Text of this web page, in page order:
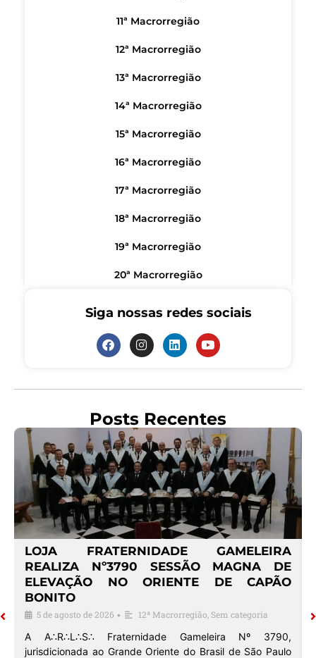
11ª Macrorregião
12ª Macrorregião
13ª Macrorregião
14ª Macrorregião
15ª Macrorregião
16ª Macrorregião
17ª Macrorregião
18ª Macrorregião
19ª Macrorregião
20ª Macrorregião
Siga nossas redes sociais
Posts Recentes
LOJA FRATERNIDADE GAMELEIRA
REALIZA Nº3790 SESSÃO MAGNA DE
ELEVAÇÃO NO ORIENTE DE CAPÃO
BONITO
5 de agosto de 2026 • 12ª Macrorregião Sem categoria
A A∴R∴L∴S∴ Fraternidade Gameleira Nº 3790,
jurisdicionada ao Grande Oriente do Brasil de São Paulo